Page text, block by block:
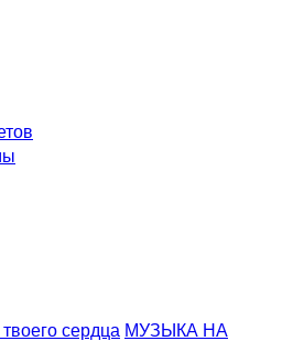
сердца МУЗЫКА НА